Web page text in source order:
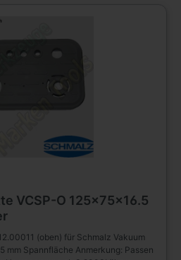
VCSP-O 125x75x16.5
(oben) für Schmalz Vakuum
mm Spannfläche Anmerkung: Passen